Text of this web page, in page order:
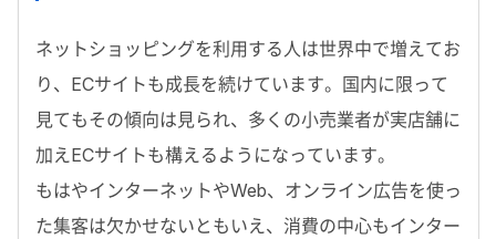
ネットショッピングを利用する人は世界中で増えてお
り、ECサイトも成長を続けています。国内に限って
見てもその傾向は見られ、多くの小売業者が実店舗に
加えECサイトも構えるようになっています。
もはやインターネットやWeb、オンライン広告を使っ
た集客は欠かせないともいえ、消費の中心もインター